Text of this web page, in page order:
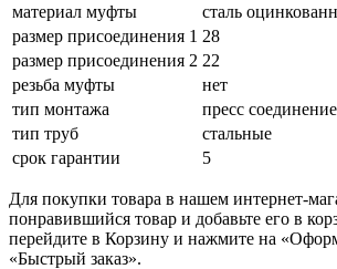
материал муфты
сталь
размер присоединения 1 28
размер присоединения 2 22
резьба муфты
нет
тип монтажа
пресс соединение
тип труб
стальные
срок гарантии
5
Для покупки товара в нашем интернет-
понравившийся товар и добавьте его в
перейдите в Корзину и нажмите на
«Быстрый заказ».